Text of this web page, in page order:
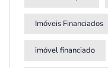
Imóveis Financiados
imóvel financiado